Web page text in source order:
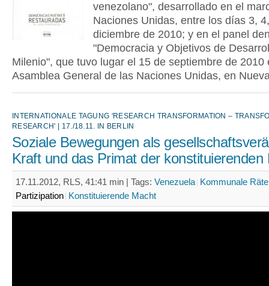
venezolano", desarrollado en el
Naciones Unidas, entre los días 3,
diciembre de 2010; y en el panel
"Democracia y Objetivos de
Milenio", que tuvo lugar el 15 de septiembre de 2010
Asamblea General de las Naciones Unidas, en
INTERNATIONALE TAGUNG 'RESEARCH TRANSFORMATION –
RESEARCH' | 17./18.11. IN BERLIN
Soziale Bewegungen als
Kraft und das Primat der konstituierenden
17.11.2012, RLS, 41:41 min | Tags: Venezuela Kommunale Räte
Partizipation Konstituierende Macht